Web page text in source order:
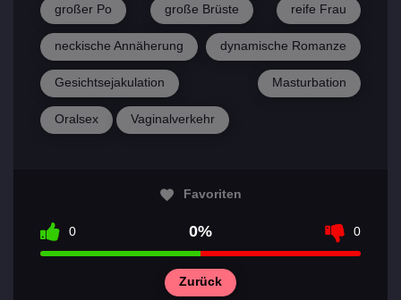
großer Po große Brüste reife Frau
neckische Annäherung dynamische Romanze
Gesichtsejakulation Masturbation
Oralsex Vaginalverkehr
Favoriten
0 0% 0
Zurück